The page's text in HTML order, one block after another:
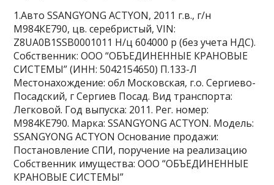
1.Авто SSANGYONG ACTYON, 2011 г.в., г/н
М984КЕ790, цв. серебристый, VIN:
Z8UA0B1SSB0001011 Н/ц 604000 р (без учета НДС).
Собственник: ООО “ОБЪЕДИНЕННЫЕ КРАНОВЫЕ
СИСТЕМЫ” (ИНН: 5042154650) П.133-Л
Местонахождение: обл Московская, г.о. Сергиево-
Посадский, г Сергиев Посад. Вид транспорта:
Легковой. Год выпуска: 2011. Рег. номер:
М984КЕ790. Марка: SSANGYONG ACTYON. Модель:
SSANGYONG ACTYON Основание продажи:
Постановление СПИ, поручение на реализацию
Собственник имущества: ООО “ОБЪЕДИНЕННЫЕ
КРАНОВЫЕ СИСТЕМЫ”